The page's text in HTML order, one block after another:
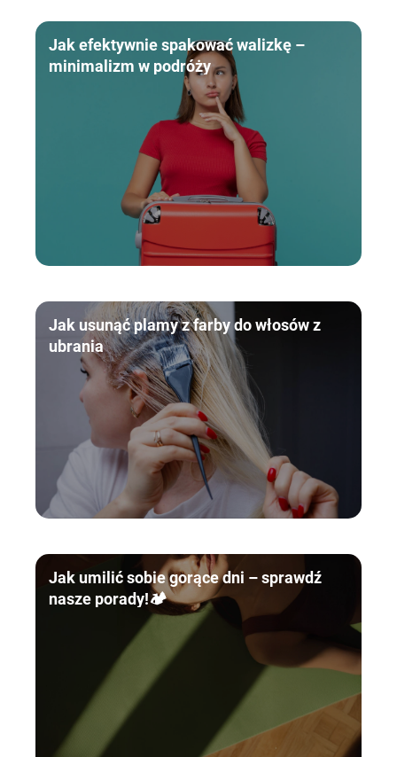
Jak efektywnie spakować walizkę –
minimalizm w podróży
Jak usunąć plamy z farby do włosów z
ubrania
Jak umilić sobie gorące dni – sprawdź
nasze porady!🏕️